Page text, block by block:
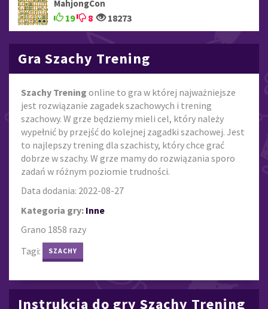
MahjongCon
19 8 18273
Gra Szachy Trening
Szachy Trening online to gra w której najważniejsze
jest rozwiązanie zagadek szachowych i trening
szachowy. W grze będziemy mieli cel, który należy
wypełnić by przejść do kolejnej zagadki szachowej. Jest
to najlepszy trening dla szachisty, który chce grać
dobrze w szachy. W grze mamy do rozwiązania sporo
zadań w różnym poziomie trudności.
Data dodania: 2022-08-27
Kategoria gry: Inne
Grano 1858 razy
Tagi:
SZACHY
Instrukcja do gry Szachy Trening